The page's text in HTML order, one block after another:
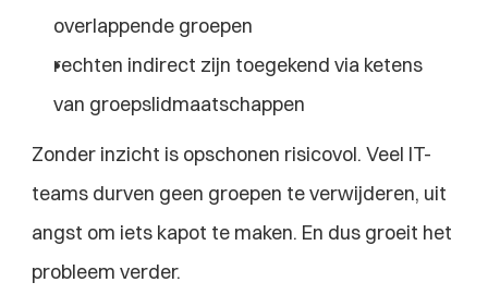
overlappende groepen
rechten indirect zijn toegekend via ketens
van groepslidmaatschappen
Zonder inzicht is opschonen risicovol. Veel IT-
teams durven geen groepen te verwijderen, uit
angst om iets kapot te maken. En dus groeit het
probleem verder.